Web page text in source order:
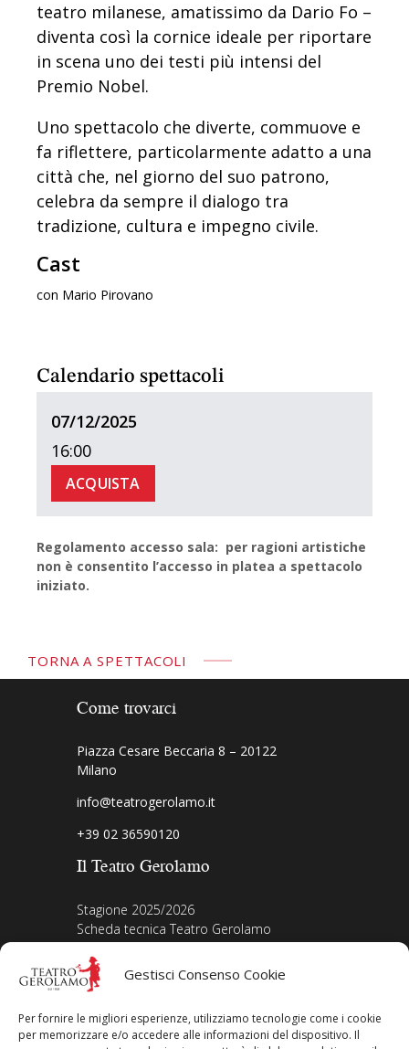
Gestisci Consenso Cookie
Per fornire le migliori esperienze, utilizziamo tecnologie come i cookie
per memorizzare e/o accedere alle informazioni del dispositivo. Il
teatro milanese, amatissimo da Dario Fo –
diventa così la cornice ideale per riportare
in scena uno dei testi più intensi del
Premio Nobel.
Uno spettacolo che diverte, commuove e
fa riflettere, particolarmente adatto a una
città che, nel giorno del suo patrono,
celebra da sempre il dialogo tra
tradizione, cultura e impegno civile.
Cast
con Mario Pirovano
Calendario spettacoli
07/12/2025
16:00
ACQUISTA
Regolamento accesso sala: per ragioni artistiche
non è consentito l’accesso in platea a spettacolo
iniziato.
TORNA A SPETTACOLI
Come trovarci
Piazza Cesare Beccaria 8 – 20122
Milano
info@teatrogerolamo.it
+39 02 36590120
Il Teatro Gerolamo
Stagione 2025/2026
Scheda tecnica Teatro Gerolamo
Biografia Direttore
Acquista i biglietti
La nostra storia
Area legale